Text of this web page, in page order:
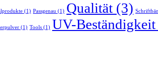
(1) Passgenau (1) Qualität (3)
(1) Tools (1) UV-Beständigkeit